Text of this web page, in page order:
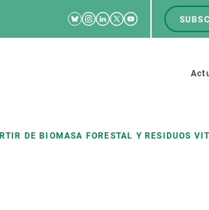
RRSS
Bluesky
Instagram
Linkedin
TwitterYoutube
DE BIOMASA FORESTAL Y RESIDUOS